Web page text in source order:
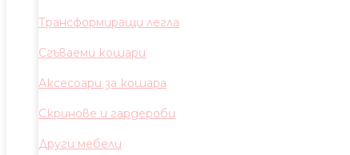
Трансформиращи легла
Сгъваеми кошари
Аксесоари за кошара
Скринове и гардероби
Други мебели